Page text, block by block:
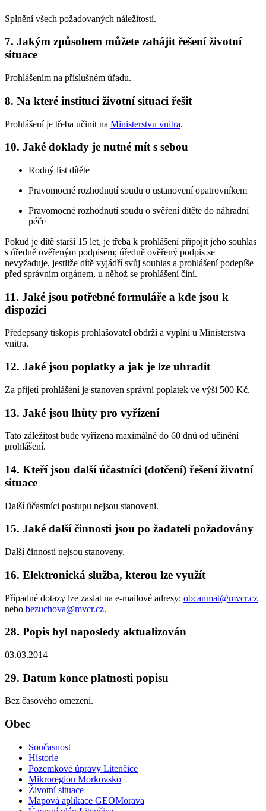
Splnění všech požadovaných náležitostí.
7. Jakým způsobem můžete zahájit řešení životní
situace
Prohlášením na příslušném úřadu.
8. Na které instituci životní situaci řešit
Prohlášení je třeba učinit na Ministerstvu vnitra.
10. Jaké doklady je nutné mít s sebou
Rodný list dítěte
Pravomocné rozhodnutí soudu o ustanovení opatrovníkem
Pravomocné rozhodnutí soudu o svěření dítěte do náhradní
péče
Pokud je dítě starší 15 let, je třeba k prohlášení připojit jeho souhlas
s úředně ověřeným podpisem; úředně ověřený podpis se
nevyžaduje, jestliže dítě vyjádří svůj souhlas a prohlášení podepíše
před správním orgánem, u něhož se prohlášení činí.
11. Jaké jsou potřebné formuláře a kde jsou k
dispozici
Předepsaný tiskopis prohlašovatel obdrží a vyplní u Ministerstva
vnitra.
12. Jaké jsou poplatky a jak je lze uhradit
Za přijetí prohlášení je stanoven správní poplatek ve výši 500 Kč.
13. Jaké jsou lhůty pro vyřízení
Tato záležitost bude vyřízena maximálně do 60 dnů od učinění
prohlášení.
14. Kteří jsou další účastníci (dotčení) řešení životní
situace
Další účastníci postupu nejsou stanoveni.
15. Jaké další činnosti jsou po žadateli požadovány
Další činnosti nejsou stanoveny.
16. Elektronická služba, kterou lze využít
Případné dotazy lze zaslat na e-mailové adresy: obcanmat@mvcr.cz
nebo bezuchova@mvcr.cz.
28. Popis byl naposledy aktualizován
03.03.2014
29. Datum konce platnosti popisu
Bez časového omezení.
Obec
Současnost
Historie
Pozemkové úpravy Litenčice
Mikroregion Morkovsko
Životní situace
Mapová aplikace GEOMorava